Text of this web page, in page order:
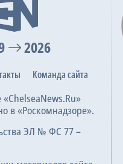
2026
Команда сайта
в «Роскомнадзоре».
ЭЛ № ФС 77 –